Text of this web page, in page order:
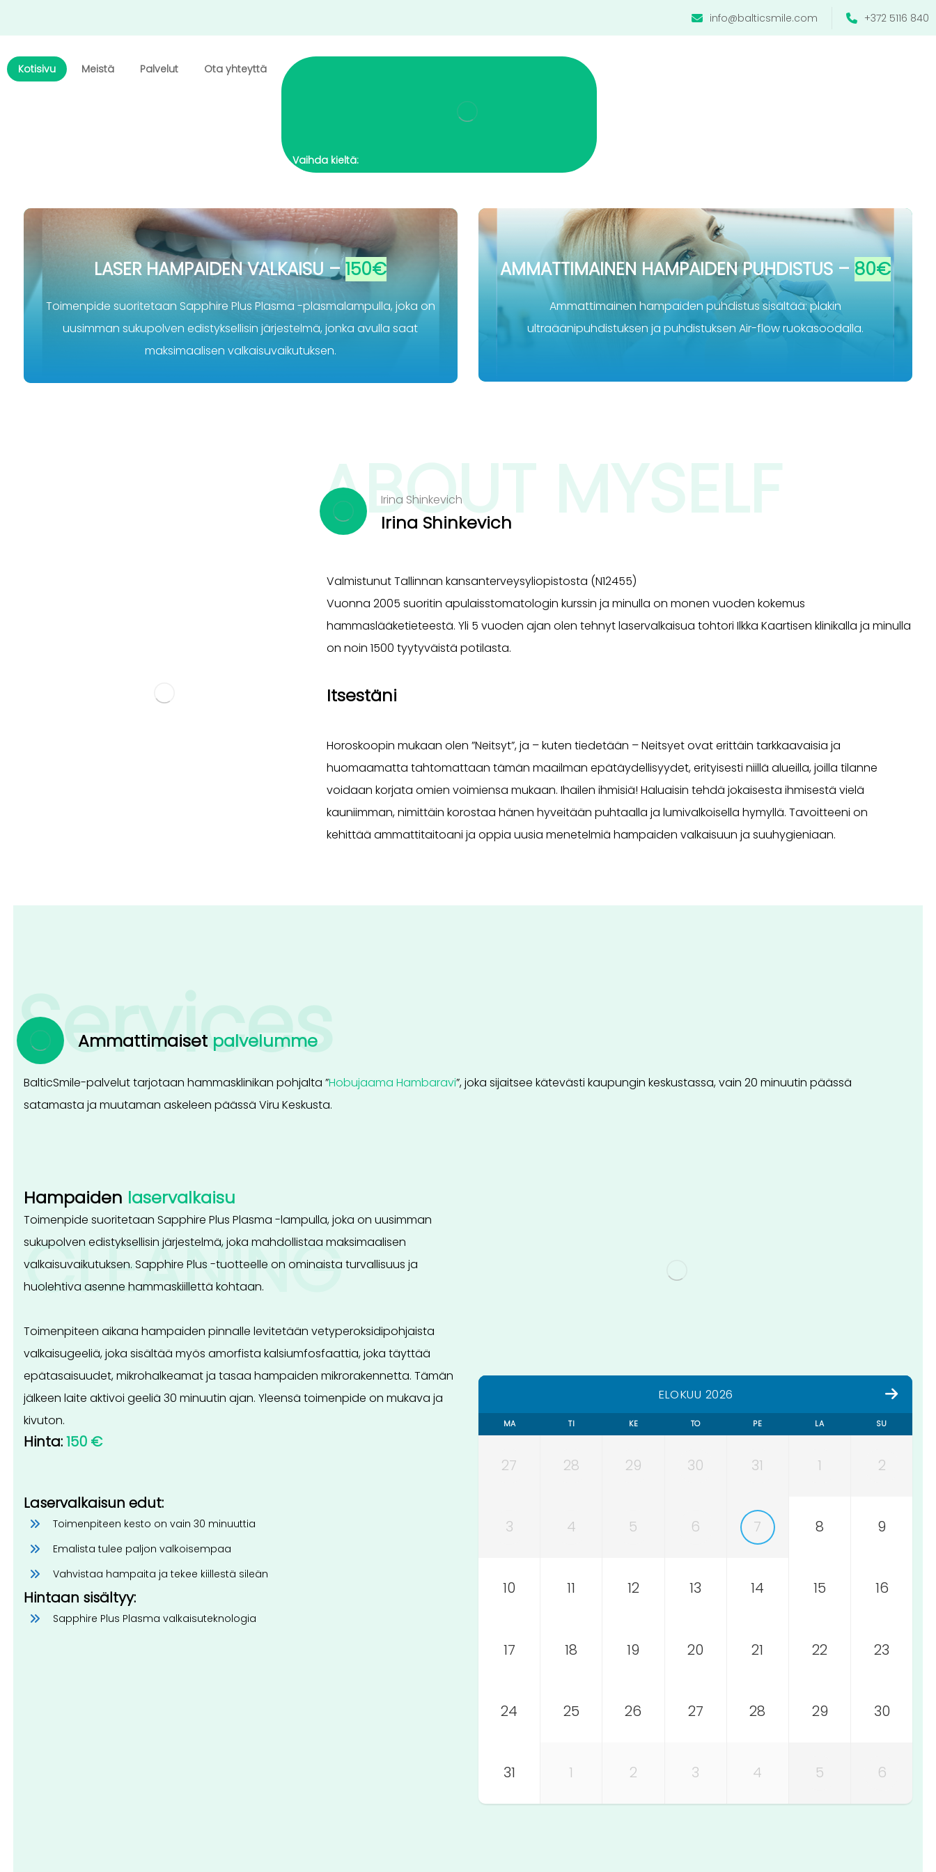
+372 5116 840
info@balticsmile.com
Kotisivu Meistä Palvelut Ota yhteyttä
Vaihda kieltä:
LASER HAMPAIDEN VALKAISU –150€
Toimenpide suoritetaan Sapphire Plus Plasma -plasmalampulla, joka on
uusimman sukupolven edistyksellisin järjestelmä, jonka avulla saat
maksimaalisen valkaisuvaikutuksen.
AMMATTIMAINEN HAMPAIDEN PUHDISTUS –80€
Ammattimainen hampaiden puhdistus sisältää: plakin
ultraäänipuhdistuksen ja puhdistuksen Air-flow ruokasoodalla.
ABOUT MYSELF
Irina Shinkevich
Irina Shinkevich
Valmistunut Tallinnan kansanterveysyliopistosta (N12455)
Vuonna 2005 suoritin apulaisstomatologin kurssin ja minulla on monen vuoden kokemus
hammaslääketieteestä. Yli 5 vuoden ajan olen tehnyt laservalkaisua tohtori Ilkka Kaartisen klinikalla ja minulla
on noin 1500 tyytyväistä potilasta.
Itsestäni
Horoskoopin mukaan olen ”Neitsyt”, ja – kuten tiedetään – Neitsyet ovat erittäin tarkkaavaisia ja
huomaamatta tahtomattaan tämän maailman epätäydellisyydet, erityisesti niillä alueilla, joilla tilanne
voidaan korjata omien voimiensa mukaan. Ihailen ihmisiä! Haluaisin tehdä jokaisesta ihmisestä vielä
kauniimman, nimittäin korostaa hänen hyveitään puhtaalla ja lumivalkoisella hymyllä. Tavoitteeni on
kehittää ammattitaitoani ja oppia uusia menetelmiä hampaiden valkaisuun ja suuhygieniaan.
Services
Ammattimaiset palvelumme
BalticSmile-palvelut tarjotaan hammasklinikan pohjalta ”Hobujaama Hambaravi”, joka sijaitsee kätevästi kaupungin keskustassa, vain 20 minuutin päässä
satamasta ja muutaman askeleen päässä Viru Keskusta.
CLEANING
Hampaiden laservalkaisu
Toimenpide suoritetaan Sapphire Plus Plasma -lampulla, joka on uusimman
sukupolven edistyksellisin järjestelmä, joka mahdollistaa maksimaalisen
valkaisuvaikutuksen. Sapphire Plus -tuotteelle on ominaista turvallisuus ja
huolehtiva asenne hammaskiillettä kohtaan.
Toimenpiteen aikana hampaiden pinnalle levitetään vetyperoksidipohjaista
valkaisugeeliä, joka sisältää myös amorfista kalsiumfosfaattia, joka täyttää
epätasaisuudet, mikrohalkeamat ja tasaa hampaiden mikrorakennetta. Tämän
jälkeen laite aktivoi geeliä 30 minuutin ajan. Yleensä toimenpide on mukava ja
kivuton.
Hinta:150 €
Laservalkaisun edut:
Toimenpiteen kesto on vain 30 minuuttia
Emalista tulee paljon valkoisempaa
Vahvistaa hampaita ja tekee kiillestä sileän
Hintaan sisältyy:
Sapphire Plus Plasma valkaisuteknologia
ELOKUU 2026
MA TI KE TO PE LA SU
27 28 29 30 31 1 2
3 4 5 6 7 8 9
10 11 12 13 14 15 16
17 18 19 20 21 22 23
24 25 26 27 28 29 30
31 1 2 3 4 5 6